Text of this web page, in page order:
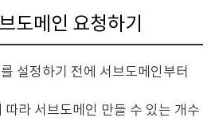
도메인 요청하기
설정하기 전에 서브도메인부터
라 서브도메인 만들 수 있는 개수